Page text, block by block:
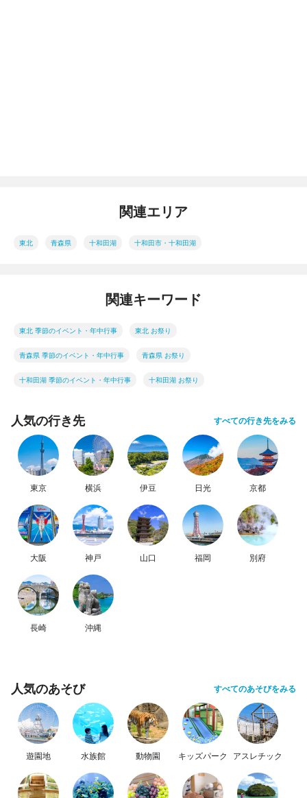
関連エリア
東北 青森県 十和田湖 十和田市・十和田湖
関連キーワード
東北 季節のイベント・年中行事 東北 お祭り
青森県 季節のイベント・年中行事 青森県 お祭り
十和田湖 季節のイベント・年中行事 十和田湖 お祭り
人気の行き先 すべての行き先をみる
東京 横浜 伊豆 日光 京都
大阪 神戸 山口 福岡 別府
長崎 沖縄
人気のあそび すべてのあそびをみる
遊園地 水族館 動物園 キッズパーク アスレチック